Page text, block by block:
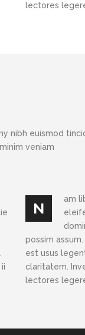
lectores
nibh euismod
veniam
N
am
possim
est usus
claritatem.
lectores